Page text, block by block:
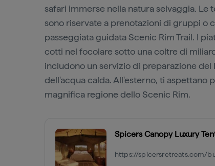
safari immerse nella natura selvaggia. Le
sono riservate a prenotazioni di gruppi o
passeggiata guidata Scenic Rim Trail. I
cotti nel focolare sotto una coltre di
includono un servizio di preparazione del
dell'acqua calda. All'esterno, ti aspettano
magnifica regione dello Scenic Rim.
Spicers Canopy Luxury